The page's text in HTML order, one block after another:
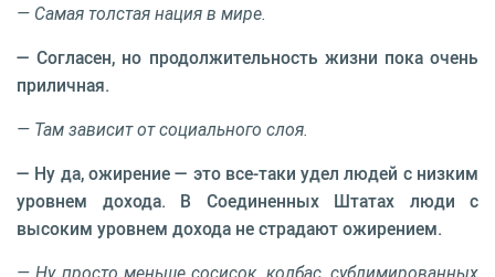
— Самая толстая нация в мире.
— Согласен, но продолжительность жизни пока очень
приличная.
— Там зависит от социального слоя.
— Ну да, ожирение — это все-таки удел людей с низким
уровнем дохода. В Соединенных Штатах люди с
высоким уровнем дохода не страдают ожирением.